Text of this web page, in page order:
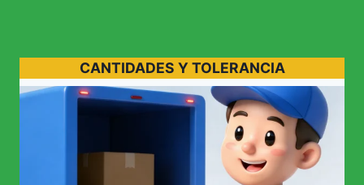
CANTIDADES Y TOLERANCIA